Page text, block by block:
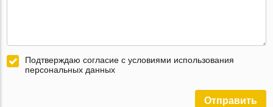
Подтверждаю согласие с условиями использования
персональных данных
Отправить